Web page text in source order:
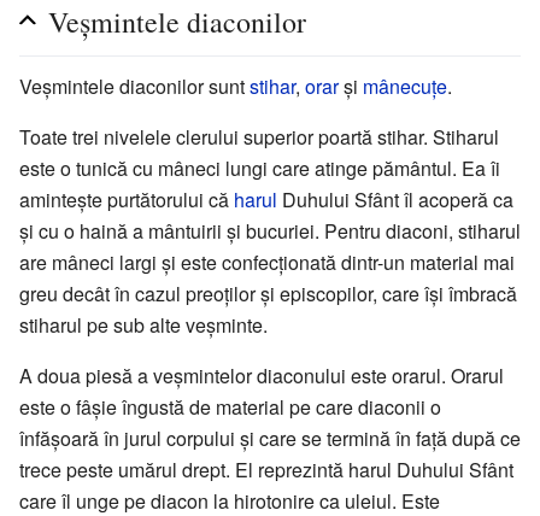
Veșmintele diaconilor
Veșmintele diaconilor suntstihar, orarși mânecuțe.
Toate trei nivelele clerului superior poartă stihar. Stiharul
este o tunică cu mâneci lungi care atinge pământul. Ea îi
amintește purtătorului că harul Duhului Sfânt îl acoperă ca
și cu o haină a mântuirii și bucuriei. Pentru diaconi, stiharul
are mâneci largi și este confecționată dintr-un material mai
greu decât în cazul preoților și episcopilor, care își îmbracă
stiharul pe sub alte veșminte.
A doua piesă a veșmintelor diaconului este orarul. Orarul
este o fâșie îngustă de material pe care diaconii o
înfășoară în jurul corpului și care se termină în față după ce
trece peste umărul drept. El reprezintă harul Duhului Sfânt
care îl unge pe diacon la hirotonire ca uleiul. Este